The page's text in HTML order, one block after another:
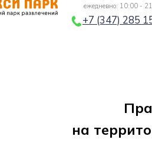
ежедневно: 10:00 -
+7 (347) 285
на